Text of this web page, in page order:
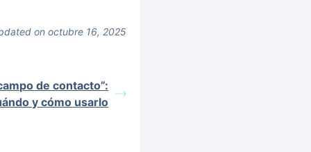
on octubre 16, 2025
de contacto”:
y cómo usarlo